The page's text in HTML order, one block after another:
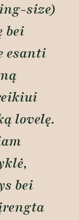
size)
bei
esanti
lovelę.
bei